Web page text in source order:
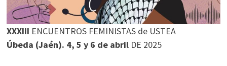
XXXIII ENCUENTROS FEMINISTAS de USTEA
Úbeda (Jaén). 4, 5 y 6 de abrilDE 2025